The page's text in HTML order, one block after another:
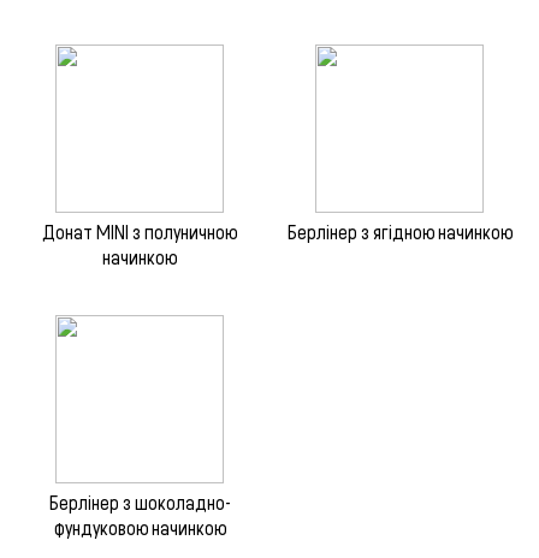
Донат MINI з полуничною
начинкою
Берлінер з ягідною начинкою
Берлінер з шоколадно-
фундуковою начинкою